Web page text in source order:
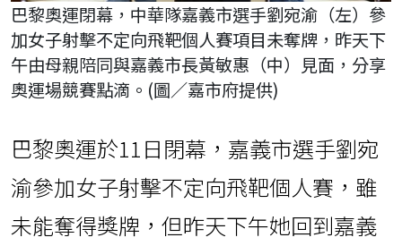
巴黎奧運閉幕，中華隊嘉義市選手劉宛渝（左）參
加女子射擊不定向飛靶個人賽項目未奪牌，昨天下
午由母親陪同與嘉義市長黃敏惠（中）見面，分享
奧運場競賽點滴。(圖／嘉市府提供)
巴黎奧運於11日閉幕，嘉義市選手劉宛
渝參加女子射擊不定向飛靶個人賽，雖
未能奪得獎牌，但昨天下午她回到嘉義